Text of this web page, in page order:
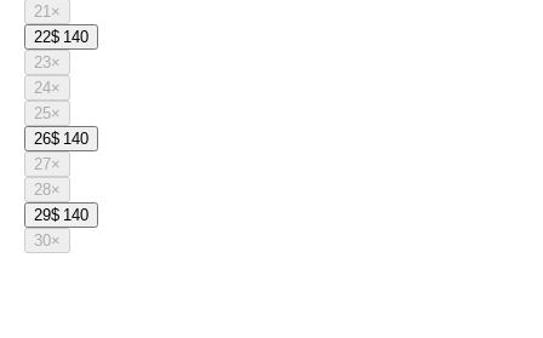
21×
22$ 140
23×
24×
25×
26$ 140
27×
28×
29$ 140
30×